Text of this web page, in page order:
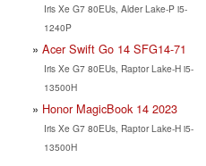
Iris Xe G7 80EUs, Alder Lake-P i5-
1240P
Acer Swift Go 14 SFG14-71
Iris Xe G7 80EUs, Raptor Lake-H i5-
13500H
Honor MagicBook 14 2023
Iris Xe G7 80EUs, Raptor Lake-H i5-
13500H